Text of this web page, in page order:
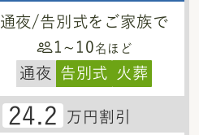
通夜/告別式をご家族で
1~10 名ほど
通夜 告別式 火葬
24.2 万円割引